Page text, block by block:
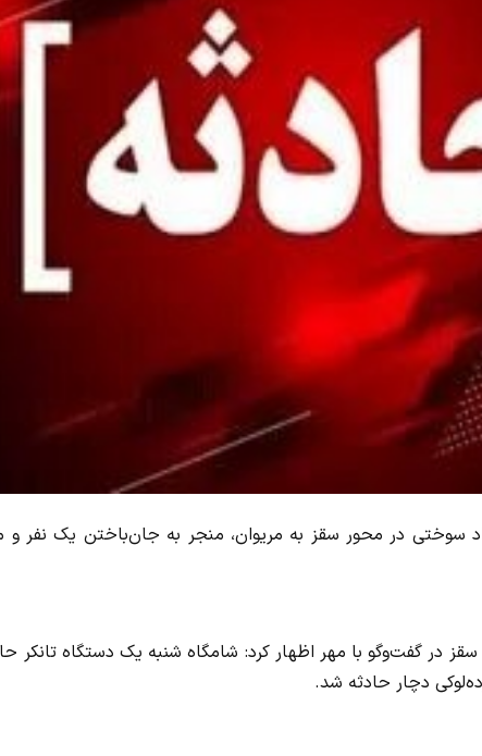
هزار لیتری حامل مواد سوختی در محور سقز به مریوان، منجر به جان‌باختن یک
در گفت‌وگو با مهر اظهار کرد: شامگاه شنبه یک دستگاه تانکر
دچار حادثه شد.